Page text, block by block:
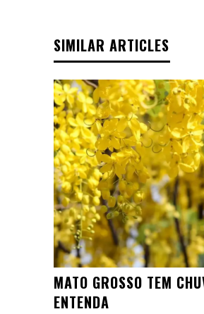
SIMILAR ARTICLES
MATO GROSSO TEM
ENTENDA